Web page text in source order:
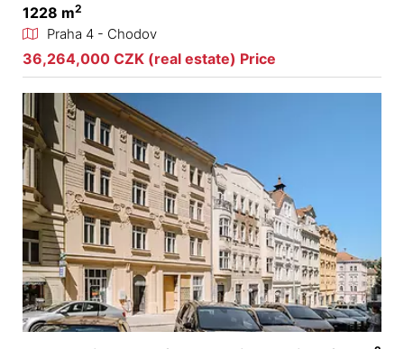
1228 m2
Praha 4 - Chodov
36,264,000 CZK (real estate) Price